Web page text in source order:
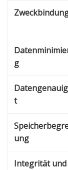
g
t
ung
Integrität und